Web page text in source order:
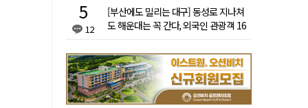
12
[부산에도 밀리는 대구] 동성로 지나쳐
도 해운대는 꼭 간다, 외국인 관광객 16